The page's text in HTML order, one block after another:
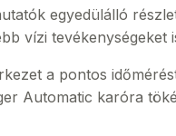
egyedülálló
vízi tevékenységeket
a pontos
Automatic karóra